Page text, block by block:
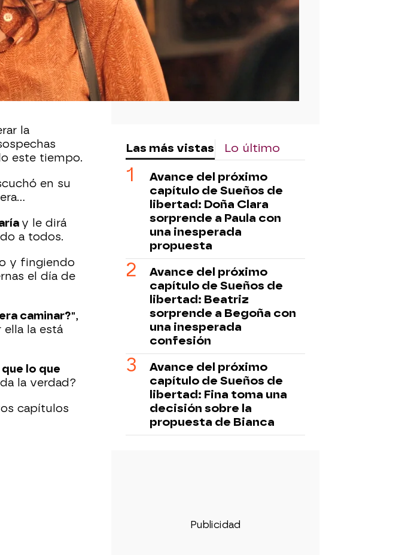
por
en coma,
en la
la
este tiempo.
en su
y le dirá
a todos.
y fingiendo
el día de
caminar?",
la está
lo que
la verdad?
capítulos
Las más vistas Lo último
Avance del próximo
capítulo de Sueños de
libertad: Doña Clara
sorprende a Paula con
una inesperada
propuesta
Avance del próximo
capítulo de Sueños de
libertad: Beatriz
sorprende a Begoña con
una inesperada
confesión
Avance del próximo
capítulo de Sueños de
libertad: Fina toma una
decisión sobre la
propuesta de Bianca